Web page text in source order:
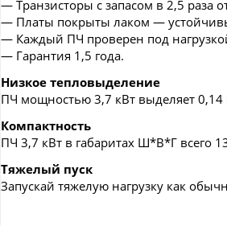
— Транзисторы с запасом в 2,5 раза
— Платы покрыты лаком —
— Каждый ПЧ проверен под
— Гарантия 1,5 года.
Низкое тепловыделение
ПЧ мощностью 3,7 кВт выделяет 0,14
Компактность
ПЧ 3,7 кВт в габаритах Ш*В*Г всего
Тяжелый пуск
Запускай тяжелую нагрузку как